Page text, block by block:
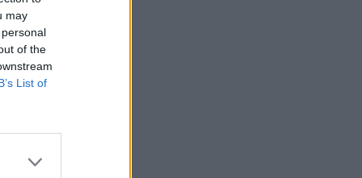
may
of the
List of